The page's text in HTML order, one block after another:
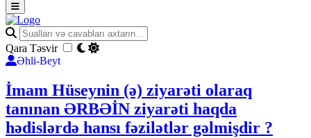
Qara Təsvir
Əhli-Beyt
İmam Hüseynin (ə) ziyarəti olaraq
tanınan ƏRBƏİN ziyarəti haqda
hədislərdə hansı fəzilətlər gəlmişdir ?